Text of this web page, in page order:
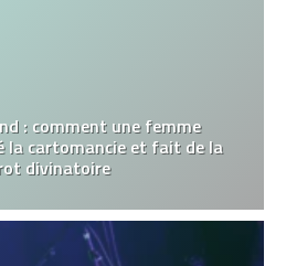
: comment une femme
la cartomancie et fait de la
divinatoire